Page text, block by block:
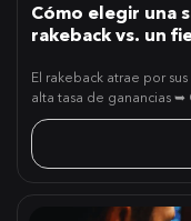
Cómo elegir una
rakeback vs. un
El rakeback atrae por
alta tasa de ganancias ➥